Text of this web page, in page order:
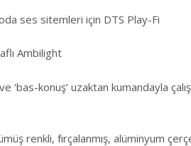
ses sitemleri için DTS Play-Fi
Ambilight
‘bas-konuş’ uzaktan kumandayla
renkli, fırçalanmış, alüminyum